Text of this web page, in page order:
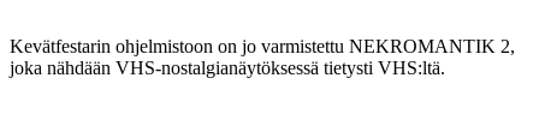
Kevätfestarin ohjelmistoon on jo varmistettu NEKROMANTIK 2,
joka nähdään VHS-nostalgianäytöksessä tietysti VHS:ltä.